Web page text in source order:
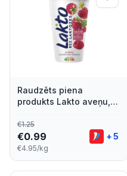
Raudzēts piena
produkts Lakto aveņu,
€1.25
€0.99
€4.95/kg
+5